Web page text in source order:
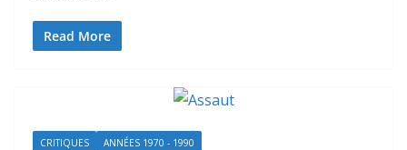
Read More
CRITIQUES ANNÉES 1970 - 1990